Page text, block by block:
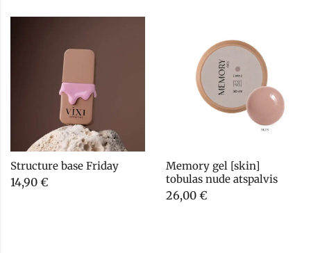
Structure base Friday
14,90 €
Memory gel [skin]
tobulas nude atspalvis
26,00 €